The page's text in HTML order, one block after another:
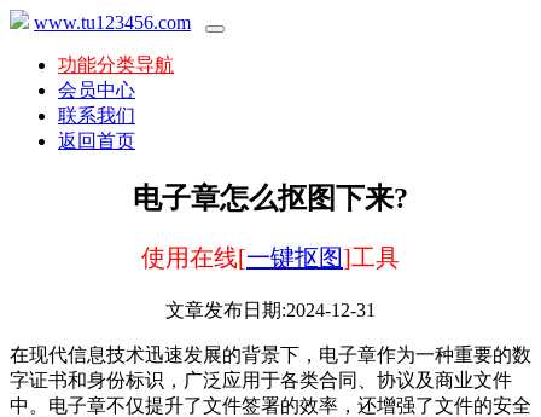
www.tu123456.com
功能分类导航
会员中心
联系我们
返回首页
电子章怎么抠图下来?
使用在线[一键抠图]工具
文章发布日期:2024-12-31
在现代信息技术迅速发展的背景下，电子章作为一种重要的数
字证书和身份标识，广泛应用于各类合同、协议及商业文件
中。电子章不仅提升了文件签署的效率，还增强了文件的安全